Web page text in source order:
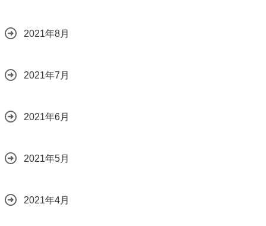
2021年8月
2021年7月
2021年6月
2021年5月
2021年4月